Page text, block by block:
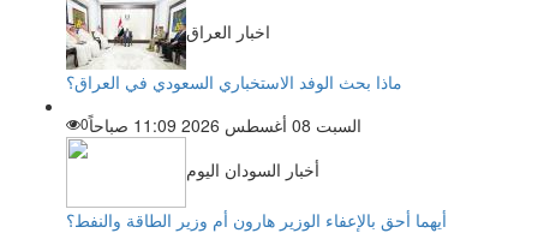
اخبار العراق
ماذا بحث الوفد الاستخباري السعودي في العراق؟
السبت 08 أغسطس 2026 11:09 صباحاً
0
أخبار السودان اليوم
أيهما أحق بالإعفاء الوزير هارون أم وزير الطاقة والنفط؟